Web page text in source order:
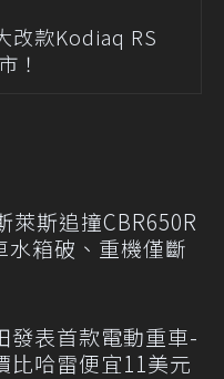
改款Kodiaq RS
！
萊斯追撞CBR650R
水箱破、重機僅斷
發表首款電動重車-
比哈雷便宜11美元